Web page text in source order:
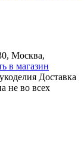
Москва,
в магазин
Доставка
не во всех